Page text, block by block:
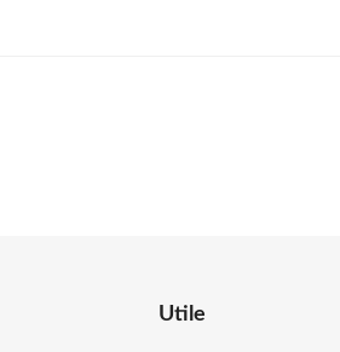
Utile